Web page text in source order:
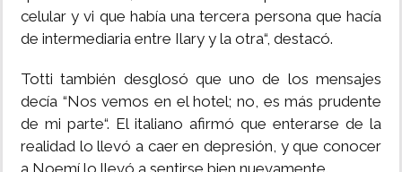
celular y vi que había una tercera persona que hacía
de intermediaria entre Ilary y la otra“, destacó.
Totti también desglosó que uno de los mensajes
decía “Nos vemos en el hotel; no, es más prudente
de mi parte“. El italiano afirmó que enterarse de la
realidad lo llevó a caer en depresión, y que conocer